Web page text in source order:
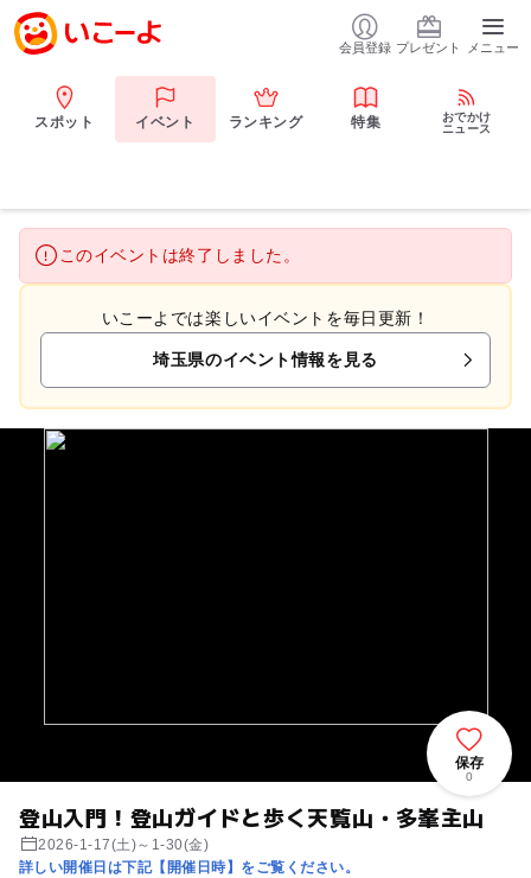
会員登録 プレゼント メニュー
スポット イベント ランキング 特集
おでかけ
ニュース
このイベントは終了しました。
いこーよでは楽しいイベントを毎日更新！
埼玉県のイベント情報を見る
登山入門！登山ガイドと歩く天覧山・多峯主山
2026-1-17(土)～1-30(金)
詳しい開催日は下記【開催日時】をご覧ください。
保存
0